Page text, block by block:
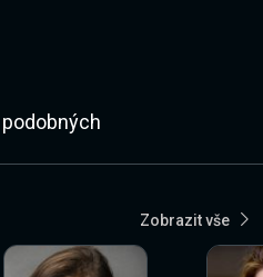
Zobrazit vše